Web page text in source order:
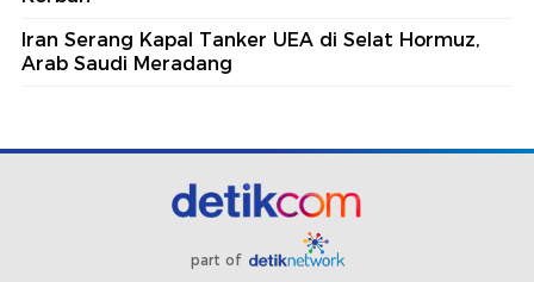
Iran Serang Kapal Tanker UEA di Selat Hormuz,
Arab Saudi Meradang
part of